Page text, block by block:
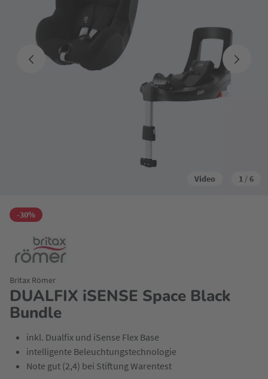
Video 1 /6
-30%
DUALFIX iSENSE Space Black
Bundle
Britax Römer
inkl. Dualfix und iSense Flex Base
intelligente Beleuchtungstechnologie
Note gut (2,4) bei Stiftung Warentest